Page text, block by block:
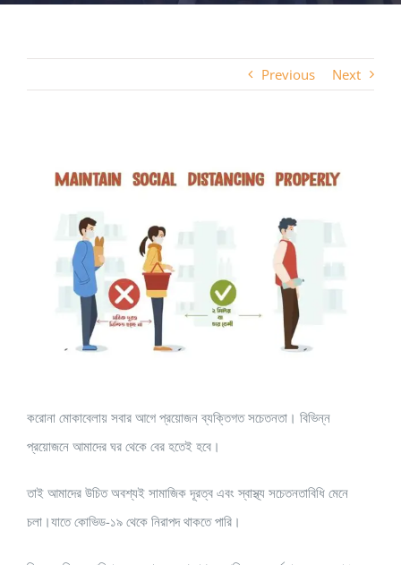
Previous Next
Larger
করোনা মোকাবেলায় সবার আগে প্রয়োজন ব্যক্তিগত সচেতনতা। বিভিন্ন
প্রয়োজনে আমাদের ঘর থেকে বের হতেই হবে।
তাই আমাদের উচিত অবশ্যই সামাজিক দূরত্ব এবং স্বাস্থ্য সচেতনতাবিধি মেনে
চলা।যাতে কোভিড-১৯ থেকে নিরাপদ থাকতে পারি।